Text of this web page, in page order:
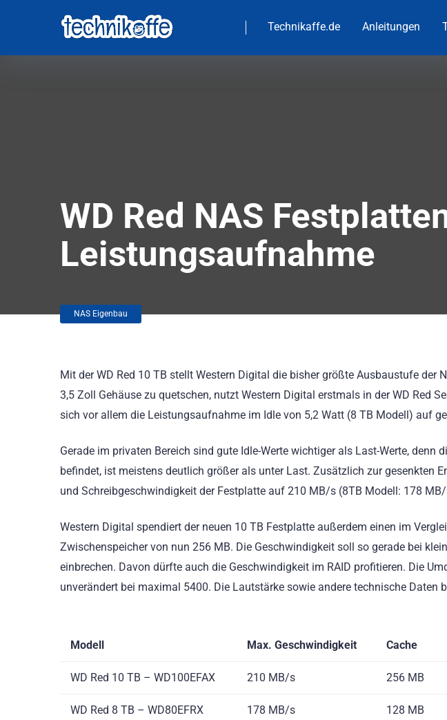
Technikaffe.de Anleitungen
WD Red NAS
Leistungsaufnahme
NAS Eigenbau
Mit der WD Red 10 TB stellt Western Digital die bisher größte Ausbaustufe der
3,5 Zoll Gehäuse zu quetschen, nutzt Western Digital erstmals in der WD Red
sich vor allem die Leistungsaufnahme im Idle von 5,2 Watt (8 TB Modell) auf
Gerade im privaten Bereich sind gute Idle-Werte wichtiger als Last-Werte, denn
befindet, ist meistens deutlich größer als unter Last. Zusätzlich zur gesenkten
und Schreibgeschwindigkeit der Festplatte auf 210 MB/s (8TB Modell: 178
Western Digital spendiert der neuen 10 TB Festplatte außerdem einen im
Zwischenspeicher von nun 256 MB. Die Geschwindigkeit soll so gerade bei
einbrechen. Davon dürfte auch die Geschwindigkeit im RAID profitieren. Die
unverändert bei maximal 5400. Die Lautstärke sowie andere technische Daten
Modell Max. Geschwindigkeit Cache
WD Red 10 TB – WD100EFAX 210 MB/s 256 MB
WD Red 8 TB – WD80EFRX 178 MB/s 128 MB